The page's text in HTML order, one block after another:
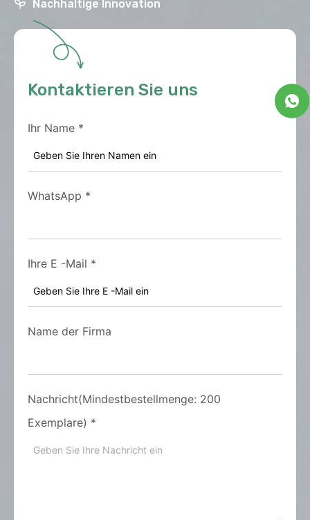
Nachhaltige Innovation
Kontaktieren Sie uns
Ihr Name *
WhatsApp *
Ihre E -Mail *
Name der Firma
Nachricht(Mindestbestellmenge: 200
Exemplare) *